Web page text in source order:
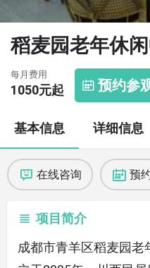
稻麦园老年休
每月费用
1050元起 预约参
基本信息 详细信息
在线咨询 预
项目简介
成都市青羊区稻麦园